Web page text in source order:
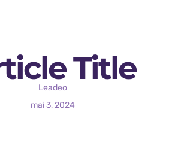
Title
Leadeo
mai 3, 2024